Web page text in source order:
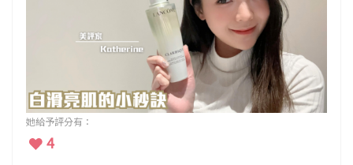
她給予評分有：
4